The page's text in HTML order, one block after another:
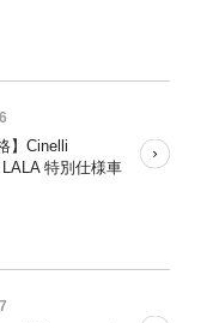
】Cinelli
特別仕様車